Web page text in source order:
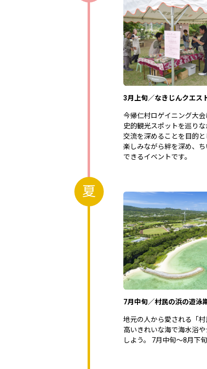
3月上旬／なきじんクエス
今帰仁村ロゲイニング大
史的観光スポットを巡り
交流を深めることを目的
楽しみながら絆を深め、
できるイベントです。
夏
7月中旬／村民の浜の遊泳
地元の人から愛される「
高いきれいな海で海水浴
しよう。 7月中旬～8月下旬